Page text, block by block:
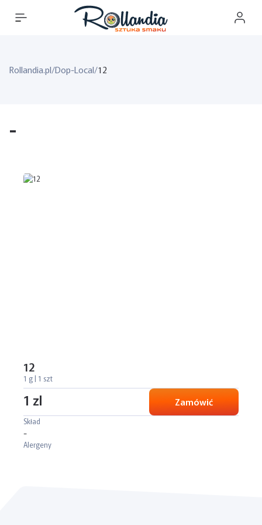
Rollandia.pl/Dop-Local/12
-
12
1 g | 1 szt
1 zl Zamówić
Skład
-
Alergeny